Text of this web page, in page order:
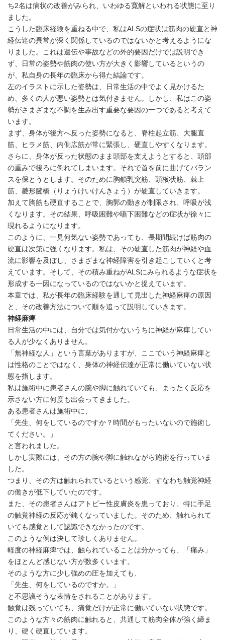
ち2名は病状の改善がみられ、いわゆる寛解といわれる状態に至り
ました。
こうした臨床経験を重ねる中で、私はALSの症状は筋肉の硬直と神
経伝達の異常が深く関係しているのではないかと考えるようにな
りました。これは遺伝や事故などの外的要因だけでは説明でき
ず、日常の姿勢や筋肉の使い方が大きく影響しているというの
が、私自身の長年の臨床から得た結論です。
左のイラストに示した姿勢は、日常生活の中でよく見かけるた
め、多くの人が悪い姿勢とは気付きません。しかし、私はこの姿
勢がさまざまな不調を生み出す重要な要因の一つであると考えて
います。
まず、身体が後方へ反った姿勢になると、脊柱起立筋、大腿直
筋、ヒラメ筋、内側広筋が常に緊張し、硬直しやすくなります。
さらに、身体が反った状態のまま頭部を支えようとすると、頭部
の重みで後ろに倒れてしまいます。それで首を前に曲げてバラン
スを保とうとします。そのために胸鎖乳突筋、頭板状筋、棘上
筋、菱形腱橋（りょうけいけんきょう）が硬直していきます。
加えて胸筋も硬直することで、胸郭の動きが制限され、呼吸が浅
くなります。その結果、呼吸困難や嚥下困難などの症状が徐々に
現れるようになります。
このように、一見何気ない姿勢であっても、長期間続けば筋肉の
硬直は次第に強くなります。私は、その硬直した筋肉が神経や血
流に影響を及ぼし、さまざまな神経障害を引き起こしていくと考
えています。そして、その積み重ねがALSにみられるような症状を
形成する一因になっているのではないかと捉えています。
本章では、私が長年の臨床経験を通して見出した神経麻痺の原因
と、その改善方法について順を追って説明していきます。
神経麻痺
日常生活の中には、自分では気付かないうちに神経が麻痺してい
る人が少なくありません。
「無神経な人」という言葉がありますが、ここでいう神経麻痺と
は性格のことではなく、身体の神経伝達が正常に働いていない状
態を指します。
私は施術中に患者さんの腕や脚に触れていても、まったく反応を
示さない方に何度も出会ってきました。
ある患者さんは施術中に、
「先生、何をしているのですか？時間がもったいないので施術し
てください。」
と言われました。
しかし実際には、その方の腕や脚に触れながら施術を行っていま
した。
つまり、その方は触れられているという感覚、すなわち触覚神経
の働きが低下していたのです。
また、その患者さんはアトピー性皮膚炎を患っており、特に手足
の触覚神経の反応が鈍くなっていました。そのため、触れられて
いても感覚として認識できなかったのです。
このような例は決して珍しくありません。
軽度の神経麻痺では、触られていることは分かっても、「痛み」
をほとんど感じない方が数多くいます。
そのような方に少し強めの圧を加えても、
「先生、何をしているのですか。」
と不思議そうな表情をされることがあります。
触覚は残っていても、痛覚だけが正常に働いていない状態です。
このような方々の筋肉に触れると、共通して筋肉全体が強く締ま
り、硬く硬直しています。